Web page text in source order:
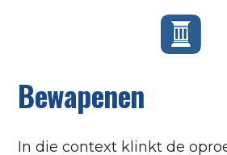
Bewapenen
In die context klinkt de